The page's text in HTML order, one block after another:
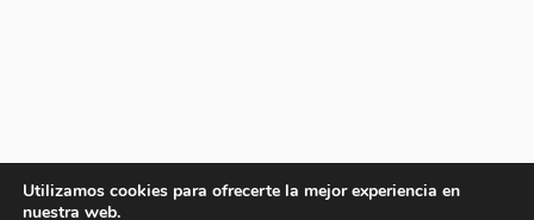
Utilizamos cookies para ofrecerte la mejor experiencia en
nuestra web.